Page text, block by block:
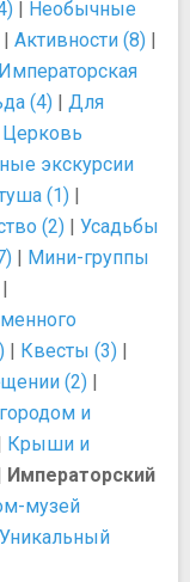
| Необычные
| Активности (8) |
Императорская
(4) | Для
Церковь
экскурсии
(1) |
(2) | Усадьбы
| Мини-группы
|
| Квесты (3) |
(2) |
и
Крыши и
Императорский
музей
Уникальный